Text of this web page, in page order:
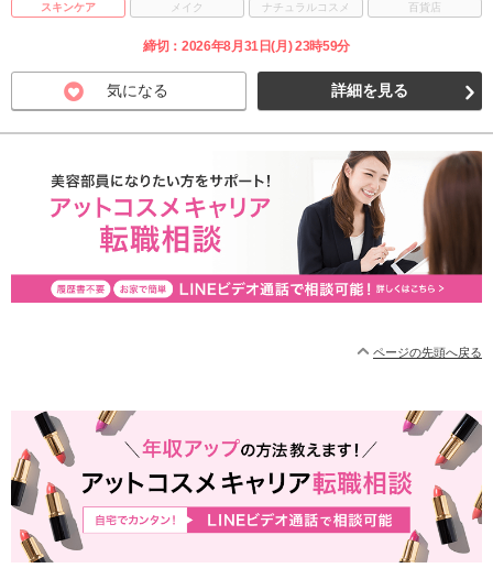
スキンケア
メイク ナチュラルコスメ 百貨店
締切：2026年8月31日(月) 23時59分
気になる 詳細を見る
ページの先頭へ戻る